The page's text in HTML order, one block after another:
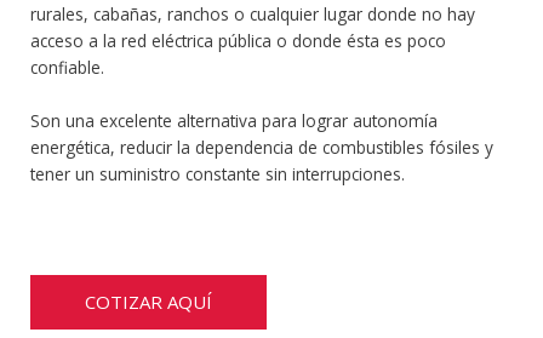
rurales, cabañas, ranchos o cualquier lugar donde no hay
acceso a la red eléctrica pública o donde ésta es poco
confiable.
Son una excelente alternativa para lograr autonomía
energética, reducir la dependencia de combustibles fósiles y
tener un suministro constante sin interrupciones.
COTIZAR AQUÍ